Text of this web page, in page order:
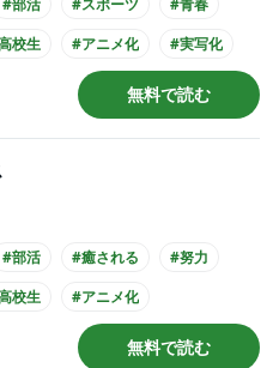
#部活 #スポーツ
#青春
校生 #アニメ化
#実写化
無料で読む
#部活 #癒される
#努力
校生 #アニメ化
無料で読む